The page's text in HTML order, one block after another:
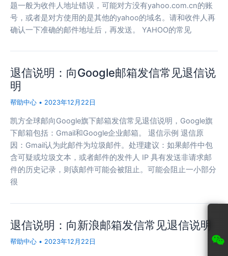
题一般为收件人地址错误，可能对方没有yahoo.com.cn的账
号，或者是对方使用的是其他的yahoo的域名。请和收件人再
确认一下准确的邮件地址后，再发送。 YAHOO的常见
退信说明：向Google邮箱发信常见退信说
明
帮助中心 • 2023年12月22日
凯方全球邮向Google旗下邮箱发信常见退信说明，Google旗
下邮箱包括：Gmail和Google企业邮箱。 退信示例 退信原
因：Gmail认为此邮件为垃圾邮件。处理建议：如果邮件中包
含可疑或垃圾文本，或者邮件的发件人 IP 具有发送非请求邮
件的历史记录，则该邮件可能会被阻止。可能会阻止一小部分
很
退信说明：向新浪邮箱发信常见退信说明
帮助中心 • 2023年12月22日